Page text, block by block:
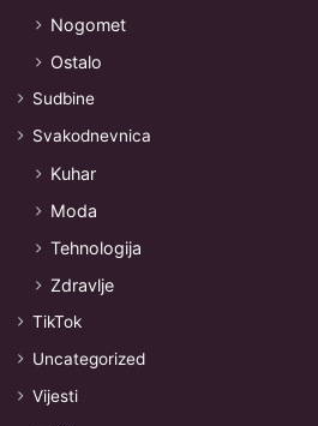
Nogomet
Ostalo
Sudbine
Svakodnevnica
Kuhar
Moda
Tehnologija
Zdravlje
TikTok
Uncategorized
Vijesti